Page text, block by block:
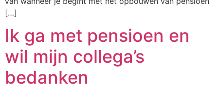
[…]
Ik ga met pensioen en
wil mijn collega’s
bedanken